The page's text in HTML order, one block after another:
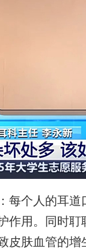
个人的耳道
作用。同时
皮肤血管的